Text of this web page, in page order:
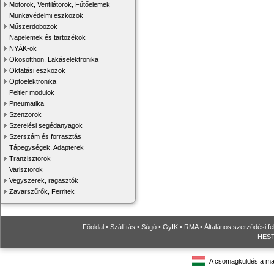
Motorok, Ventilátorok, Fűtőelemek
Munkavédelmi eszközök
Műszerdobozok
Napelemek és tartozékok
NYÁK-ok
Okosotthon, Lakáselektronika
Oktatási eszközök
Optoelektronika
Peltier modulok
Pneumatika
Szenzorok
Szerelési segédanyagok
Szerszám és forrasztás
Tápegységek, Adapterek
Tranzisztorok
Varisztorok
Vegyszerek, ragasztók
Zavarszűrők, Ferritek
Főoldal • Szállítás • Súgó • GyIK • RMA• Általános szerződési
A csomagküldés a